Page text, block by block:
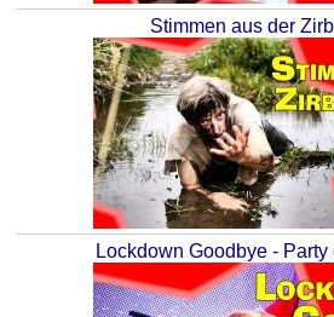
Stimmen aus der
Lockdown Goodbye -